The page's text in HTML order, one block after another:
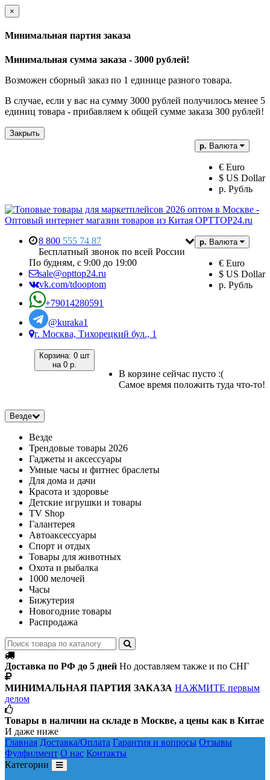
×
Минимальная партия заказа
Минимальная сумма заказа - 3000 рублей!
Возможен сборный заказ по 1 единице разного товара.
В случае, если у вас на сумму 3000 рублей получилось менее 5
единиц товара - прибавляем к общей сумме заказа 300 рублей!
Закрыть
р. Валюта
€ Euro
$ US Dollar
р. Рубль
р. Валюта
€ Euro
$ US Dollar
р. Рубль
8 800 555 74 87
Бесплатный звонок по всей России
По будням, с 9:00 до 19:00
sale@opttop24.ru
vk.com/tdooptom
+79014280591
@kuraka1
г. Москва, Тихорецкий бул., 1
Корзина: 0 шт
на 0 р.
В корзине сейчас пусто :(
Самое время положить туда что-то!
Везде
Везде
Трендовые товары 2026
Гаджеты и аксессуары
Умные часы и фитнес браслеты
Для дома и дачи
Красота и здоровье
Детские игрушки и товары
TV Shop
Галантерея
Автоаксессуары
Спорт и отдых
Товары для животных
Охота и рыбалка
1000 мелочей
Часы
Бижутерия
Новогодние товары
Распродажа
Доставка по РФ до 5 дней Но доставляем также и по СНГ
МИНИМАЛЬНАЯ ПАРТИЯ ЗАКАЗА НАЖМИТЕ первым
делом
Товары в наличии на складе в Москве, а цены как в Китае
И даже ниже
Главная Доставка/Оплата Гарантия и вопросы Отзывы
Фулфилмент О нас Контакты
Категории